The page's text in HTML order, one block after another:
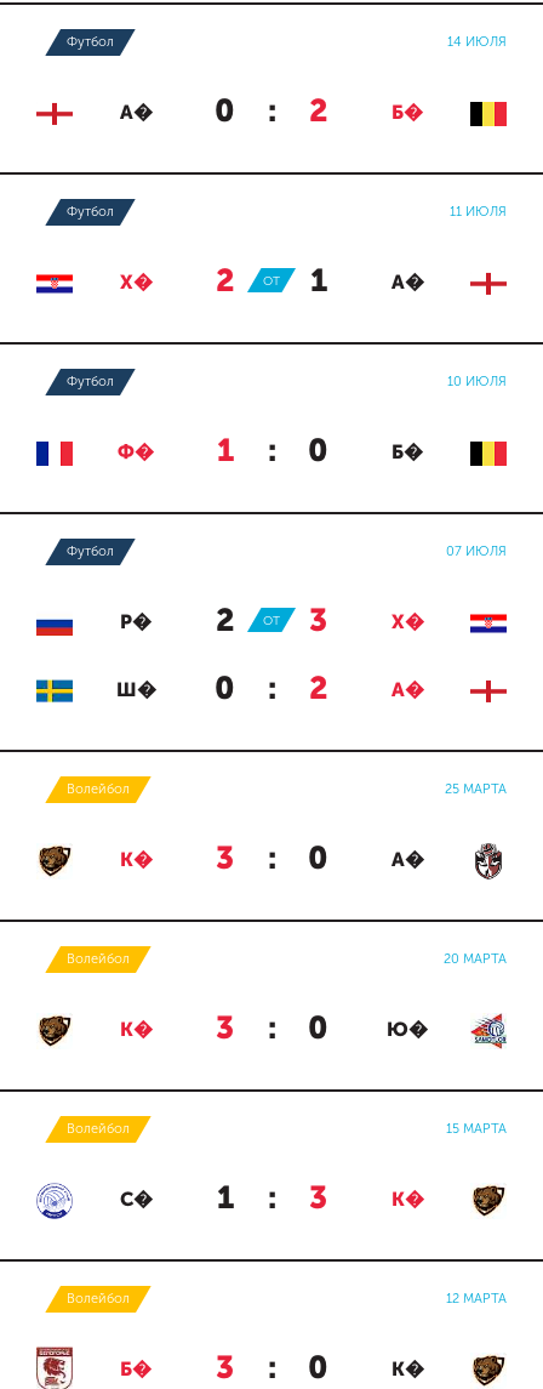
Футбол 14 ИЮЛЯ
А� 0 : 2 Б�
Футбол 11 ИЮЛЯ
Х� 2 : 1 А�
ОТ
Футбол 10 ИЮЛЯ
Ф� 1 : 0 Б�
Футбол 07 ИЮЛЯ
Р� 2 : 3 Х�
ОТ
Ш� 0 : 2 А�
Волейбол 25 МАРТА
К� 3 : 0 А�
Волейбол 20 МАРТА
К� 3 : 0 Ю�
Волейбол 15 МАРТА
С� 1 : 3 К�
Волейбол 12 МАРТА
Б� 3 : 0 К�